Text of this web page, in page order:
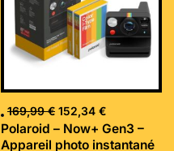
169,99€ 152,34 €
Polaroid – Now+ Gen3 –
Appareil photo instantané